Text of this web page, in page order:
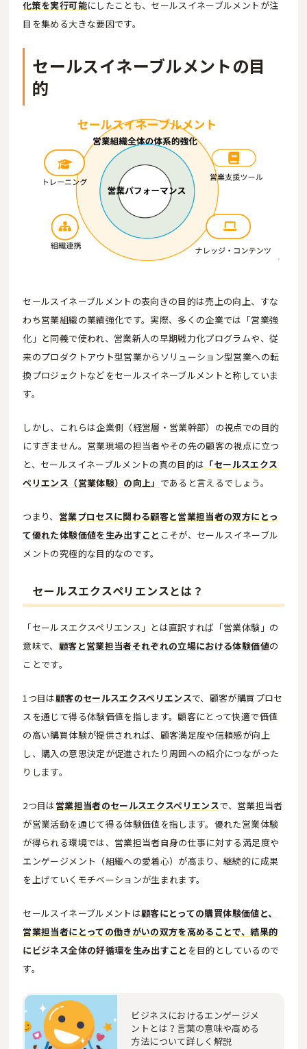
化策を実行可能にしたことも、セールスイネーブルメントが注
目を集める大きな要因です。
セールスイネーブルメントの目
的
セールスイネーブルメントの表向きの目的は売上の向上、すな
わち営業組織の業績強化です。実際、多くの企業では「営業強
化」と同義で使われ、営業新人の早期戦力化プログラムや、従
来のプロダクトアウト型営業からソリューション型営業への転
換プロジェクトなどをセールスイネーブルメントと称していま
す。
しかし、これらは企業側（経営層・営業幹部）の視点での目的
にすぎません。営業現場の担当者やその先の顧客の視点に立つ
と、セールスイネーブルメントの真の目的は 「セールスエクス
ペリエンス（営業体験）の向上」 であると言えるでしょう。
つまり、 営業プロセスに関わる顧客と営業担当者の双方にとっ
て優れた体験価値を生み出すこと こそが、セールスイネーブル
メントの究極的な目的なのです。
セールスエクスペリエンスとは？
「セールスエクスペリエンス」とは直訳すれば「営業体験」の
意味で、 顧客と営業担当者それぞれの立場における体験価値の
ことです。
1つ目は顧客のセールスエクスペリエンスで、顧客が購買プロセ
スを通じて得る体験価値を指します。顧客にとって快適で価値
の高い購買体験が提供されれば、顧客満足度や信頼感が向上
し、購入の意思決定が促進されたり周囲への紹介につながった
りします。
2つ目は営業担当者のセールスエクスペリエンスで、営業担当者
が営業活動を通じて得る体験価値を指します。優れた営業体験
が得られる環境では、営業担当者自身の仕事に対する満足度や
エンゲージメント（組織への愛着心）が高まり、継続的に成果
を上げていくモチベーションが生まれます。
セールスイネーブルメントは顧客にとっての購買体験価値と、
営業担当者にとっての働きがいの双方を高めることで、結果的
にビジネス全体の好循環を生み出すこと を目的としているので
す。
ビジネスにおけるエンゲージメ
ントとは？言葉の意味や高める
方法について詳しく解説